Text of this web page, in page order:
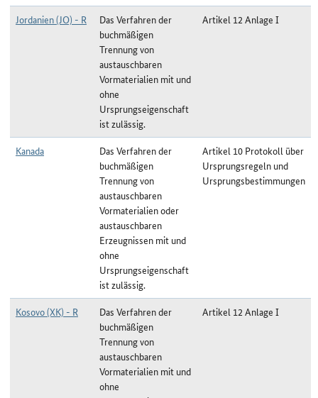
Jordanien (JO) - R
Das Verfahren der
buchmäßigen
Trennung von
austauschbaren
Vormaterialien mit und
ohne
Ursprungseigenschaft
ist zulässig.
Artikel 12 Anlage I
Kanada
Das Verfahren der
buchmäßigen
Trennung von
austauschbaren
Vormaterialien oder
austauschbaren
Erzeugnissen mit und
ohne
Ursprungseigenschaft
ist zulässig.
Artikel 10 Protokoll über
Ursprungsregeln und
Ursprungsbestimmungen
Kosovo (XK) - R
Das Verfahren der
buchmäßigen
Trennung von
austauschbaren
Vormaterialien mit und
ohne
Artikel 12 Anlage I